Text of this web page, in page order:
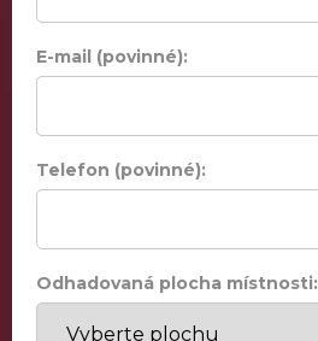
E-mail (povinné):
Telefon (povinné):
Odhadovaná plocha místnosti: